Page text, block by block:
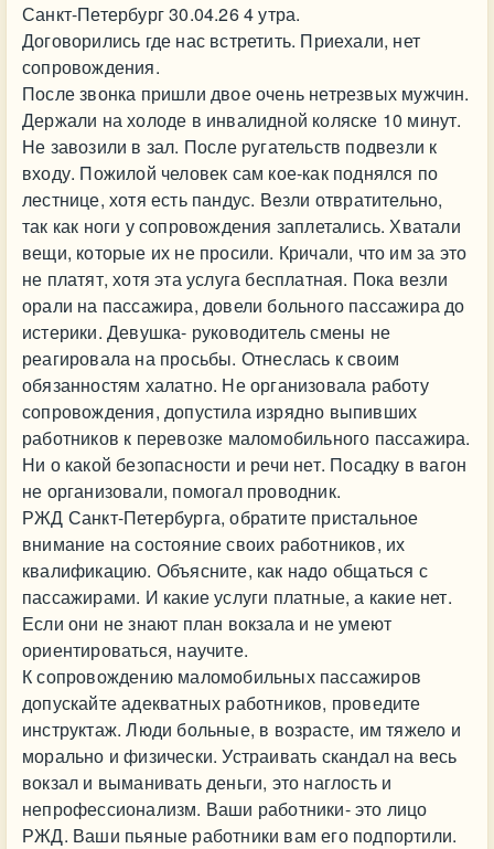
Санкт-Петербург 30.04.26 4 утра.
Договорились где нас встретить. Приехали, нет
сопровождения.
После звонка пришли двое очень нетрезвых мужчин.
Держали на холоде в инвалидной коляске 10 минут.
Не завозили в зал. После ругательств подвезли к
входу. Пожилой человек сам кое-как поднялся по
лестнице, хотя есть пандус. Везли отвратительно,
так как ноги у сопровождения заплетались. Хватали
вещи, которые их не просили. Кричали, что им за это
не платят, хотя эта услуга бесплатная. Пока везли
орали на пассажира, довели больного пассажира до
истерики. Девушка- руководитель смены не
реагировала на просьбы. Отнеслась к своим
обязанностям халатно. Не организовала работу
сопровождения, допустила изрядно выпивших
работников к перевозке маломобильного пассажира.
Ни о какой безопасности и речи нет. Посадку в вагон
не организовали, помогал проводник.
РЖД Санкт-Петербурга, обратите пристальное
внимание на состояние своих работников, их
квалификацию. Объясните, как надо общаться с
пассажирами. И какие услуги платные, а какие нет.
Если они не знают план вокзала и не умеют
ориентироваться, научите.
К сопровождению маломобильных пассажиров
допускайте адекватных работников, проведите
инструктаж. Люди больные, в возрасте, им тяжело и
морально и физически. Устраивать скандал на весь
вокзал и выманивать деньги, это наглость и
непрофессионализм. Ваши работники- это лицо
РЖД. Ваши пьяные работники вам его подпортили.